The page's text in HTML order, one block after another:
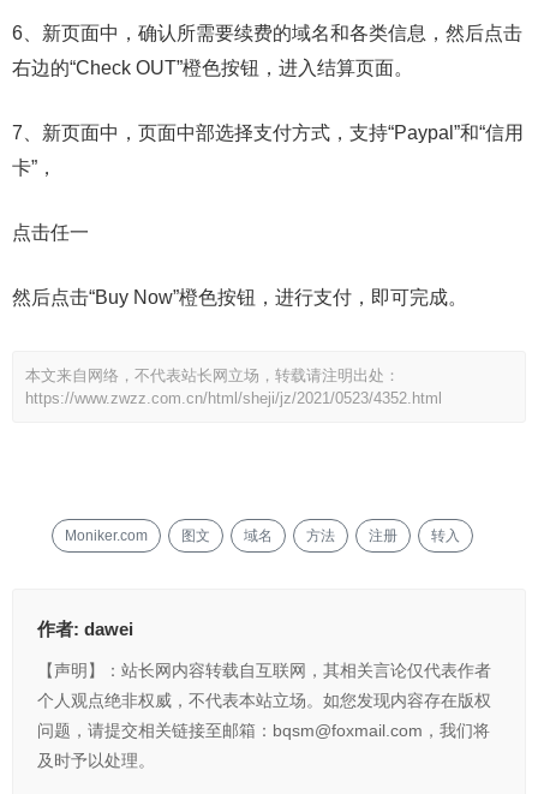
6、新页面中，确认所需要续费的域名和各类信息，然后点击
右边的“Check OUT”橙色按钮，进入结算页面。
7、新页面中，页面中部选择支付方式，支持“Paypal”和“信用
卡”，
点击任一
然后点击“Buy Now”橙色按钮，进行支付，即可完成。
本文来自网络，不代表站长网立场，转载请注明出处：
https://www.zwzz.com.cn/html/sheji/jz/2021/0523/4352.html
Moniker.com 图文 域名 方法 注册 转入
作者: dawei
【声明】：站长网内容转载自互联网，其相关言论仅代表作者
个人观点绝非权威，不代表本站立场。如您发现内容存在版权
问题，请提交相关链接至邮箱：bqsm@foxmail.com，我们将
及时予以处理。